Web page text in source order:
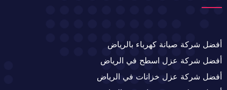
أفضل شركة صيانة كهرباء بالرياض
أفضل شركة عزل اسطح في الرياض
أفضل شركة عزل خزانات في الرياض